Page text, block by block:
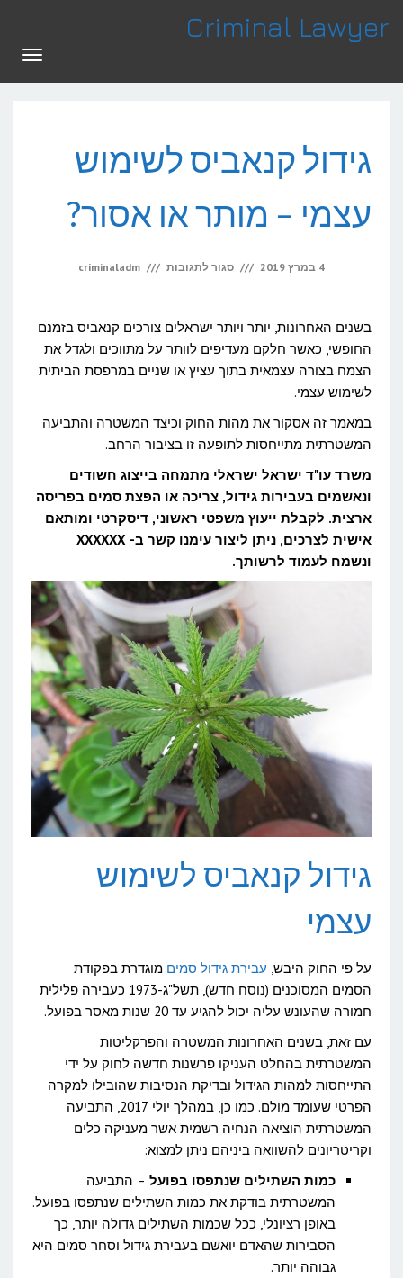
Criminal Lawyer
גידול קנאביס לשימוש
עצמי – מותר או אסור?
4 במרץ 2019 סגור לתגובות על
לשימוש
עצמי
מותר
אסור?
criminaladm
בשנים האחרונות, יותר ויותר ישראלים צורכים קנאביס בזמנם
החופשי, כאשר חלקם מעדיפים לוותר על מתווכים ולגדל את
הצמח בצורה עצמאית בתוך עציץ או שניים במרפסת הביתית
לשימוש עצמי.
במאמר זה אסקור את מהות החוק וכיצד המשטרה והתביעה
המשטרתית מתייחסות לתופעה זו בציבור הרחב.
משרד עו"ד ישראל ישראלי מתמחה בייצוג חשודים
ונאשמים בעבירות גידול, צריכה או הפצת סמים בפריסה
ארצית. לקבלת ייעוץ משפטי ראשוני, דיסקרטי ומותאם
ונשמח לעמוד לרשותך.
גידול קנאביס לשימוש
עצמי
על פי החוק היבש, עבירת גידול סמים מוגדרת בפקודת
הסמים המסוכנים (נוסח חדש), תשל"ג-1973 כעבירה פלילית
חמורה שהעונש עליה יכול להגיע עד 20 שנות מאסר בפועל.
עם זאת, בשנים האחרונות המשטרה והפרקליטות
המשטרתית בהחלט העניקו פרשנות חדשה לחוק על ידי
התייחסות למהות הגידול ובדיקת הנסיבות שהובילו למקרה
הפרטי שעומד מולם. כמו כן, במהלך יולי 2017, התביעה
המשטרתית הוציאה הנחיה רשמית אשר מעניקה כלים
וקריטריונים להשוואה ביניהם ניתן למצוא:
כמות השתילים שנתפסו בפועל – התביעה
המשטרתית בודקת את כמות השתילים שנתפסו בפועל.
באופן רציונלי, ככל שכמות השתילים גדולה יותר, כך
הסבירות שהאדם יואשם בעבירת גידול וסחר סמים היא
גבוהה יותר.